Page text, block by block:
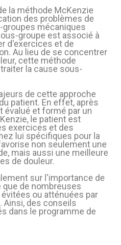
la méthode McKenzie
des problèmes de
mécaniques
groupe est associé à
d'exercices et de
Au lieu de se concentrer
cette méthode
la cause sous-
de cette approche
du patient. En effet, après
évalué et formé par un
le patient est
exercices et des
lui spécifiques pour la
non seulement une
mais aussi une meilleure
de douleur.
sur l'importance de
que de nombreuses
ou atténuées par
Ainsi, des conseils
dans le programme de